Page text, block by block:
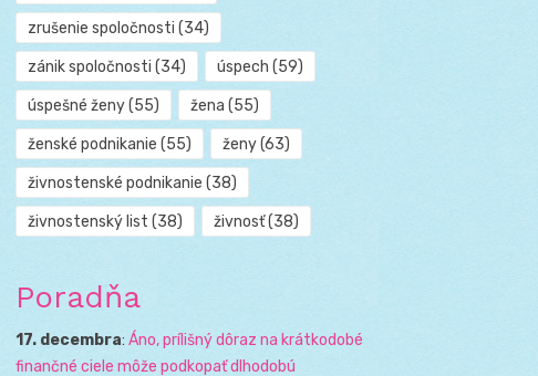
zrušenie spoločnosti (34)
zánik spoločnosti (34) úspech (59)
úspešné ženy(55) žena (55)
ženské podnikanie (55) ženy(63)
živnostenské podnikanie (38)
živnostenský list (38) živnosť(38)
Poradňa
17. decembra: Áno, prílišný dôraz na krátkodobé
finančné ciele môže podkopať dlhodobú